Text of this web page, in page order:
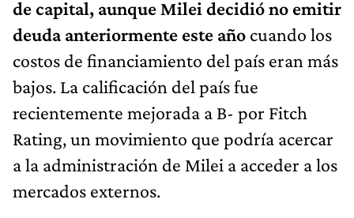
de capital, aunque Milei decidió no emitir
deuda anteriormente este año cuando los
costos de financiamiento del país eran más
bajos. La calificación del país fue
recientemente mejorada a B- por Fitch
Rating, un movimiento que podría acercar
a la administración de Milei a acceder a los
mercados externos.